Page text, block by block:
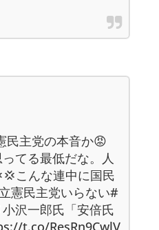
民主党の本音か😡
てる最低だな。人
こんな連中に国民
憲民主党いらない#
沢一郎氏「安倍氏
t.co/ResRn9CwlV